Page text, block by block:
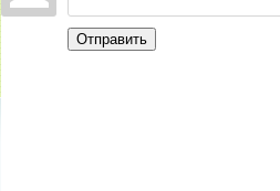
Отправить